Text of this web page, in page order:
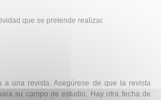
que se pretende realizar.
a una revista. Asegúrese de que la revista
su campo de estudio. Hay otra fecha de